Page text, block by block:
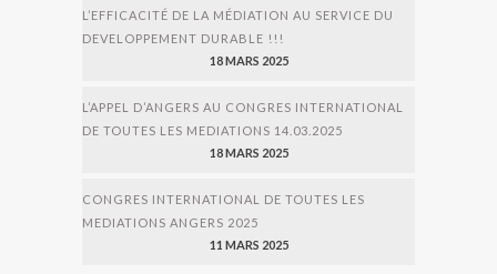
L’EFFICACITÉ DE LA MÉDIATION AU SERVICE DU
DEVELOPPEMENT DURABLE !!!
18 MARS 2025
L’APPEL D’ANGERS AU CONGRES INTERNATIONAL
DE TOUTES LES MEDIATIONS 14.03.2025
18 MARS 2025
CONGRES INTERNATIONAL DE TOUTES LES
MEDIATIONS ANGERS 2025
11 MARS 2025